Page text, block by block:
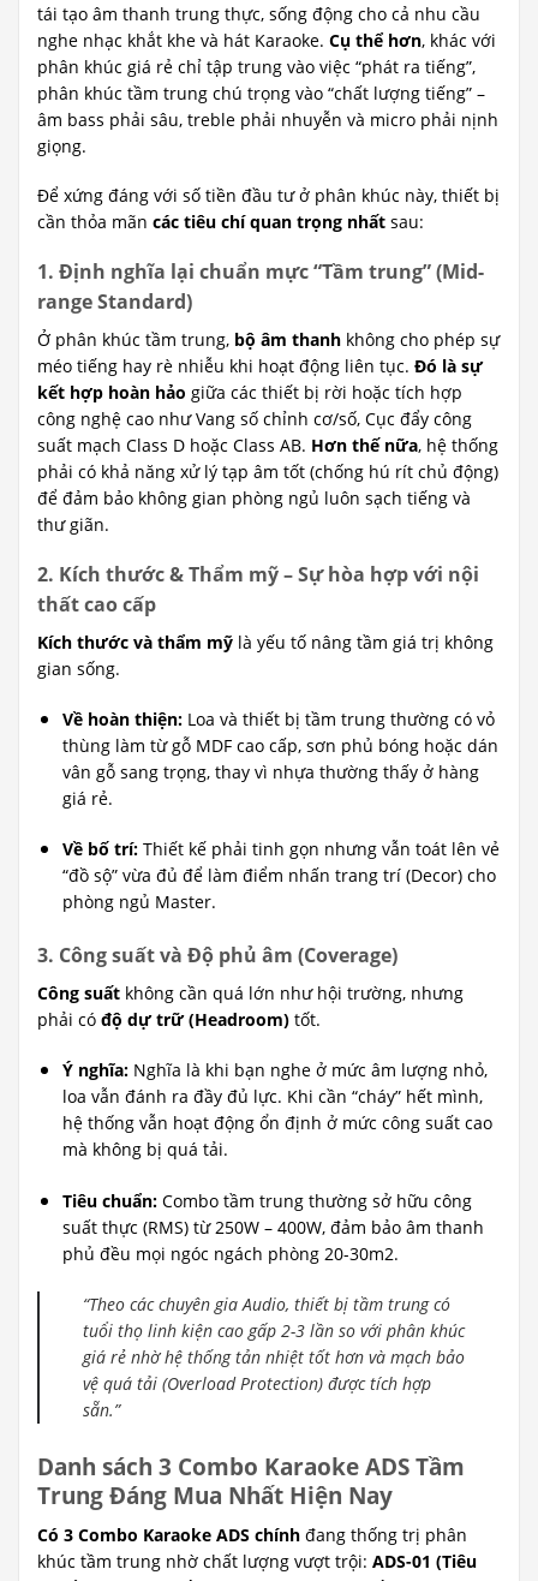
tái tạo âm thanh trung thực, sống động cho cả nhu cầu
nghe nhạc khắt khe và hát Karaoke. Cụ thể hơn, khác với
phân khúc giá rẻ chỉ tập trung vào việc “phát ra tiếng”,
phân khúc tầm trung chú trọng vào “chất lượng tiếng” –
âm bass phải sâu, treble phải nhuyễn và micro phải nịnh
giọng.
Để xứng đáng với số tiền đầu tư ở phân khúc này, thiết bị
cần thỏa mãn các tiêu chí quan trọng nhất sau:
1. Định nghĩa lại chuẩn mực “Tầm trung” (Mid-
range Standard)
Ở phân khúc tầm trung, bộ âm thanh không cho phép sự
méo tiếng hay rè nhiễu khi hoạt động liên tục. Đó là sự
kết hợp hoàn hảo giữa các thiết bị rời hoặc tích hợp
công nghệ cao như Vang số chỉnh cơ/số, Cục đẩy công
suất mạch Class D hoặc Class AB. Hơn thế nữa, hệ thống
phải có khả năng xử lý tạp âm tốt (chống hú rít chủ động)
để đảm bảo không gian phòng ngủ luôn sạch tiếng và
thư giãn.
2. Kích thước & Thẩm mỹ – Sự hòa hợp với nội
thất cao cấp
Kích thước và thẩm mỹ là yếu tố nâng tầm giá trị không
gian sống.
Về hoàn thiện:Loa và thiết bị tầm trung thường có vỏ
thùng làm từ gỗ MDF cao cấp, sơn phủ bóng hoặc dán
vân gỗ sang trọng, thay vì nhựa thường thấy ở hàng
giá rẻ.
Về bố trí:Thiết kế phải tinh gọn nhưng vẫn toát lên vẻ
“đồ sộ” vừa đủ để làm điểm nhấn trang trí (Decor) cho
phòng ngủ Master.
3. Công suất và Độ phủ âm (Coverage)
Công suất không cần quá lớn như hội trường, nhưng
phải có độ dự trữ (Headroom) tốt.
Ý nghĩa:Nghĩa là khi bạn nghe ở mức âm lượng nhỏ,
loa vẫn đánh ra đầy đủ lực. Khi cần “cháy” hết mình,
hệ thống vẫn hoạt động ổn định ở mức công suất cao
mà không bị quá tải.
Tiêu chuẩn:Combo tầm trung thường sở hữu công
suất thực (RMS) từ 250W – 400W, đảm bảo âm thanh
phủ đều mọi ngóc ngách phòng 20-30m2.
“Theo các chuyên gia Audio, thiết bị tầm trung có
tuổi thọ linh kiện cao gấp 2-3 lần so với phân khúc
giá rẻ nhờ hệ thống tản nhiệt tốt hơn và mạch bảo
vệ quá tải (Overload Protection) được tích hợp
sẵn.”
Danh sách 3 Combo Karaoke ADS Tầm
Trung Đáng Mua Nhất Hiện Nay
Có 3 Combo Karaoke ADS chính đang thống trị phân
khúc tầm trung nhờ chất lượng vượt trội: ADS-01 (Tiêu